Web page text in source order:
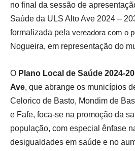
no final da sessão de
Saúde da ULS Alto Ave 2024 –
formalizada pela vereadora com o
Nogueira, em representação do
O Plano Local de Saúde 2024-
Ave, que abrange os municípios
Celorico de Basto, Mondim de
e Fafe, foca-se na promoção da
população, com especial ênfase
desigualdades em saúde e no